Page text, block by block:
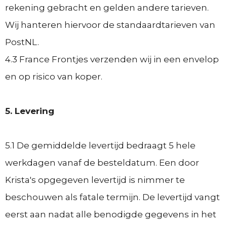
rekening gebracht en gelden andere tarieven.
Wij hanteren hiervoor de standaardtarieven van
PostNL.
4.3 France Frontjes verzenden wij in een envelop
en op risico van koper.
5. Levering
5.1 De gemiddelde levertijd bedraagt 5 hele
werkdagen vanaf de besteldatum. Een door
Krista's opgegeven levertijd is nimmer te
beschouwen als fatale termijn. De levertijd vangt
eerst aan nadat alle benodigde gegevens in het